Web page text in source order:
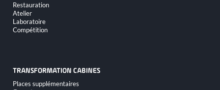
Restauration
Atelier
Laboratoire
Compétition
TRANSFORMATION CABINES
Aller
Places supplémentaires